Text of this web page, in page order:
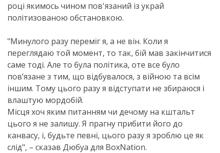
році якимось чином пов'язаний із украй
політизованою обстановкою.
"Минулого разу переміг я, а не він. Коли я
переглядаю той момент, то так, бій мав закінчитися
саме тоді. Але то була політика, оте все було
пов’язане з тим, що відбувалося, з війною та всім
іншим. Тому цього разу я відступати не збираюся і
влаштую мордобій.
Місця хоч яким питанням чи дечому на кштальт
цього я не залишу. Я прагну прибити його до
канвасу, і, будьте певні, цього разу я зроблю це як
слід", – сказав Дюбуа для BoxNation.